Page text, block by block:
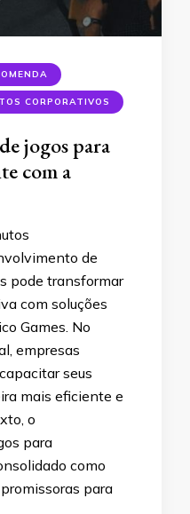
CORPORATIVOS
jogos para
com a
de
pode transformar
com soluções
Games. No
empresas
seus
mais eficiente e
o
para
como
para